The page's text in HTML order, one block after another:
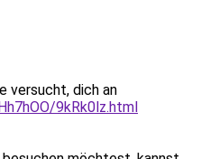
versucht, dich an
9kRk0lz.html